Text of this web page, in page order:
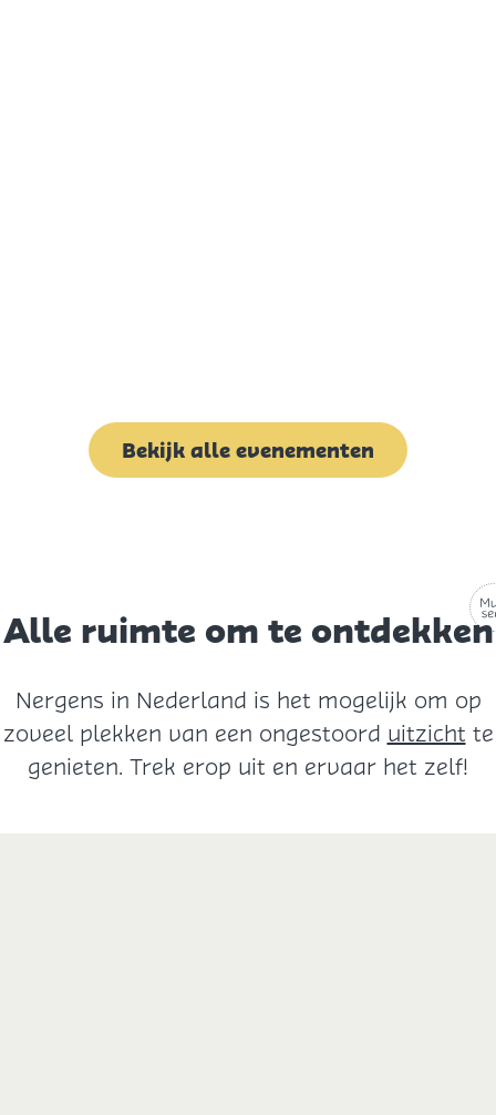
Bekijk alle evenementen
Alle ruimte om te ontdekken
Nergens in Nederland is het mogelijk om op
zoveel plekken van een ongestoord uitzicht te
genieten. Trek erop uit en ervaar het zelf!